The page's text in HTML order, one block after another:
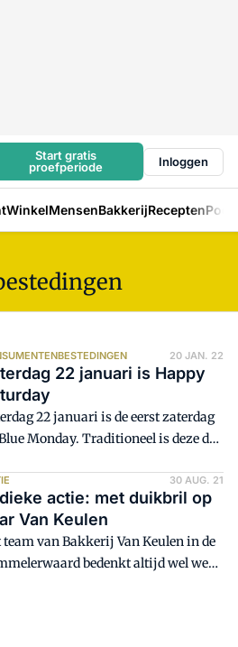
Start gratis
proefperiode
Inloggen
WinkelMensenBakkerijRecepten
20 JAN. 22
22 januari is Happy
22 januari is de eerst zaterdag
Monday. Traditioneel is deze dag
iedere bakker op haar of zijn
wijze kan meedoen.
30 AUG. 21
actie: met duikbril op
Van Keulen
team van Bakkerij Van Keulen in de
bedenkt altijd wel weer
in duikoutfit de winkels binnen